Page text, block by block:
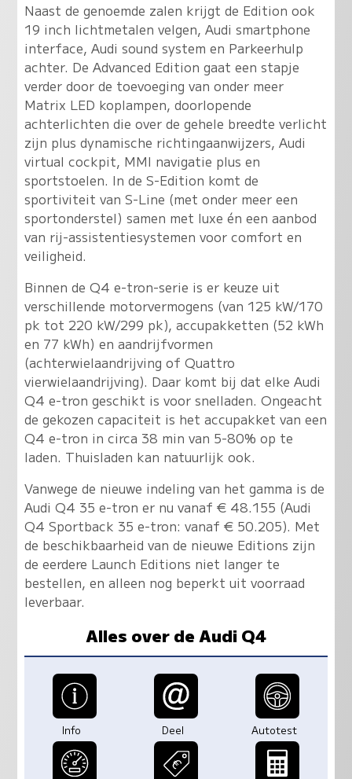
Naast de genoemde zalen krijgt de Edition ook
19 inch lichtmetalen velgen, Audi smartphone
interface, Audi sound system en Parkeerhulp
achter. De Advanced Edition gaat een stapje
verder door de toevoeging van onder meer
Matrix LED koplampen, doorlopende
achterlichten die over de gehele breedte verlicht
zijn plus dynamische richtingaanwijzers, Audi
virtual cockpit, MMI navigatie plus en
sportstoelen. In de S-Edition komt de
sportiviteit van S-Line (met onder meer een
sportonderstel) samen met luxe én een aanbod
van rij-assistentiesystemen voor comfort en
veiligheid.
Binnen de Q4 e-tron-serie is er keuze uit
verschillende motorvermogens (van 125 kW/170
pk tot 220 kW/299 pk), accupakketten (52 kWh
en 77 kWh) en aandrijfvormen
(achterwielaandrijving of Quattro
vierwielaandrijving). Daar komt bij dat elke Audi
Q4 e-tron geschikt is voor snelladen. Ongeacht
de gekozen capaciteit is het accupakket van een
Q4 e-tron in circa 38 min van 5-80% op te
laden. Thuisladen kan natuurlijk ook.
Vanwege de nieuwe indeling van het gamma is de
Audi Q4 35 e-tron er nu vanaf € 48.155 (Audi
Q4 Sportback 35 e-tron: vanaf € 50.205). Met
de beschikbaarheid van de nieuwe Editions zijn
de eerdere Launch Editions niet langer te
bestellen, en alleen nog beperkt uit voorraad
leverbaar.
Alles over de Audi Q4
Info Deel Autotest